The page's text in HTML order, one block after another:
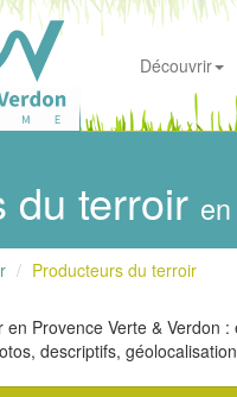
Découvrir
du terroir
Producteurs du terroir
Provence Verte & Verdon
descriptifs,